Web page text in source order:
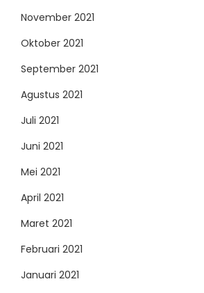
November 2021
Oktober 2021
September 2021
Agustus 2021
Juli 2021
Juni 2021
Mei 2021
April 2021
Maret 2021
Februari 2021
Januari 2021